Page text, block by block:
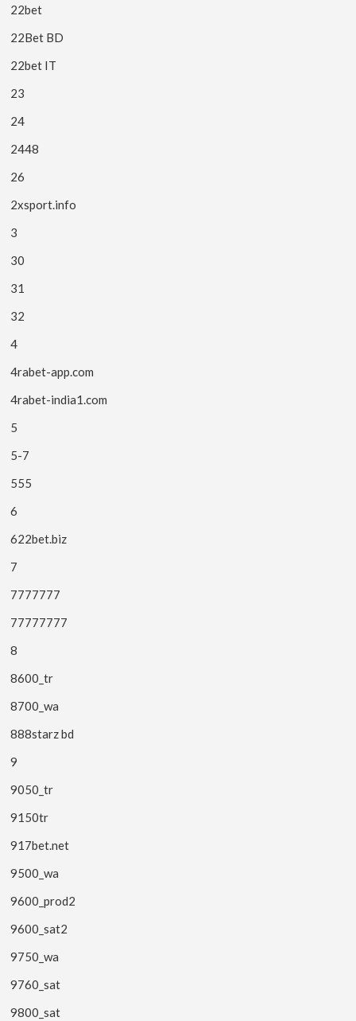
22bet
22Bet BD
22bet IT
23
24
2448
26
2xsport.info
3
30
31
32
4
4rabet-app.com
4rabet-india1.com
5
5-7
555
6
622bet.biz
7
7777777
77777777
8
8600_tr
8700_wa
888starz bd
9
9050_tr
9150tr
917bet.net
9500_wa
9600_prod2
9600_sat2
9750_wa
9760_sat
9800_sat